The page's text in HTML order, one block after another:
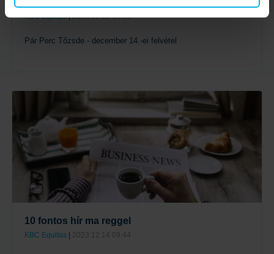
KBC Equitas|2023.12.22 14:55
Pár Perc Tőzsde - december 14.-ei felvétel
10 fontos hír ma reggel
KBC Equitas 2023.12.14 09:44